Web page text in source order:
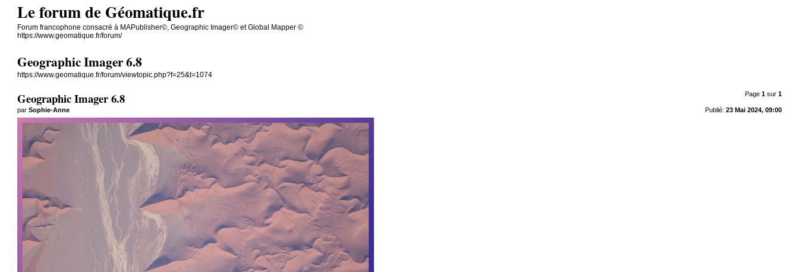
Le forum de Géomatique.fr
Forum francophone consacré à MAPublisher©, Geographic Imager© et Global Mapper ©
https://www.geomatique.fr/forum/
Geographic Imager 6.8
https://www.geomatique.fr/forum/viewtopic.php?f=25&t=1074
Page 1sur 1
Geographic Imager 6.8
Publié: 23 Mai 2024, 09:00
parSophie-Anne